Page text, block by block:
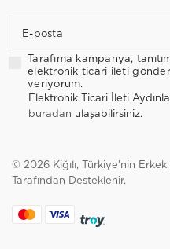
E-posta
Tarafıma kampanya,
elektronik ticari ileti
veriyorum.
Elektronik Ticari İleti
buradan ulaşabilirsiniz.
© 2026 Kiğılı, Türkiye'nin Erkek
Tarafından Desteklenir.